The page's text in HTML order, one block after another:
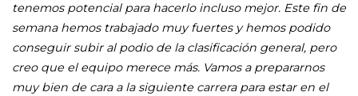
tenemos potencial para hacerlo incluso mejor. Este fin de
semana hemos trabajado muy fuertes y hemos podido
conseguir subir al podio de la clasificación general, pero
creo que el equipo merece más. Vamos a prepararnos
muy bien de cara a la siguiente carrera para estar en el